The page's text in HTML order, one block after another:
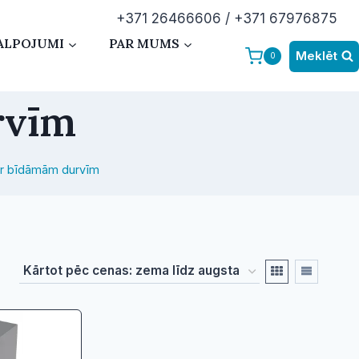
+371 26466606 / +371 67976875
PAR MUMS
0 Meklēt
bīdāmām durvīm